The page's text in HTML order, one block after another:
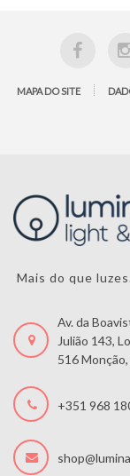
MAPA DO SITE
Mais do que
Av. da
Julião 143,
516
+351 968